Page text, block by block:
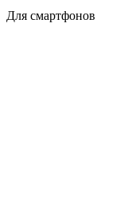
Для смартфонов